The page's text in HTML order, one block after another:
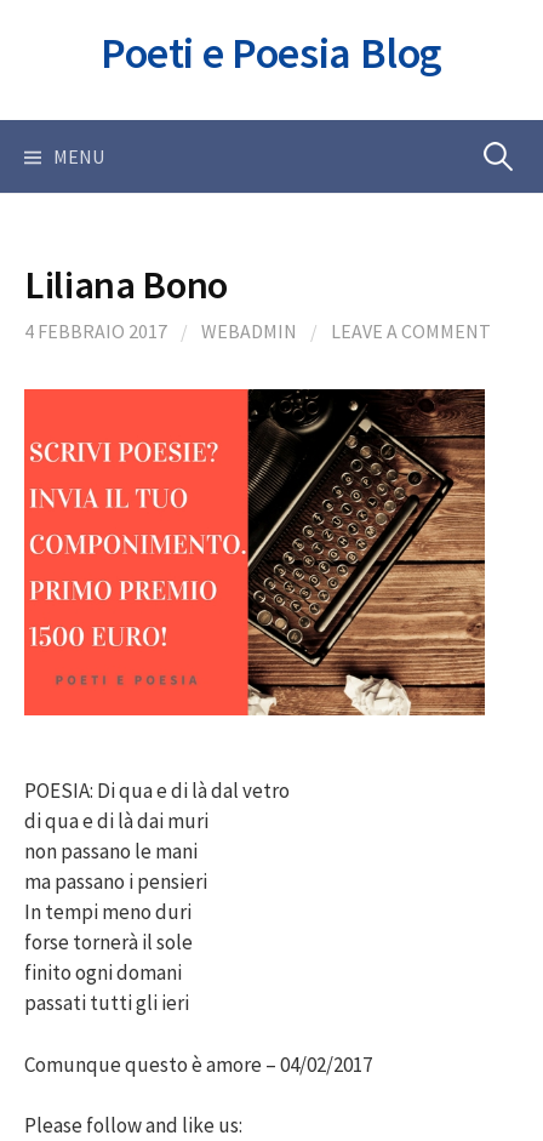
Poeti e Poesia Blog
MENU Ricerca
Liliana Bono
4 FEBBRAIO 2017 / WEBADMIN / LEAVE A COMMENT
POESIA: Di qua e di là dal vetro
di qua e di là dai muri
non passano le mani
ma passano i pensieri
In tempi meno duri
forse tornerà il sole
finito ogni domani
passati tutti gli ieri
Comunque questo è amore – 04/02/2017
Please follow and like us: